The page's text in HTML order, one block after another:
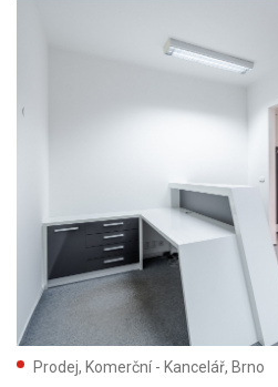
Prodej, Komerční - Kancelář, Brno